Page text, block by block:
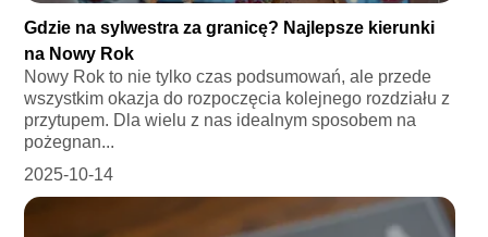
Gdzie na sylwestra za granicę? Najlepsze kierunki
na Nowy Rok
Nowy Rok to nie tylko czas podsumowań, ale przede
wszystkim okazja do rozpoczęcia kolejnego rozdziału z
przytupem. Dla wielu z nas idealnym sposobem na
pożegnan...
2025-10-14